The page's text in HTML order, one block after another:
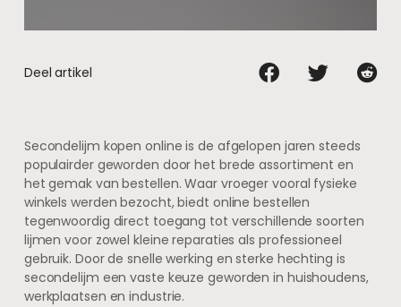
Deel artikel
Secondelijm kopen online is de afgelopen jaren steeds
populairder geworden door het brede assortiment en
het gemak van bestellen. Waar vroeger vooral fysieke
winkels werden bezocht, biedt online bestellen
tegenwoordig direct toegang tot verschillende soorten
lijmen voor zowel kleine reparaties als professioneel
gebruik. Door de snelle werking en sterke hechting is
secondelijm een vaste keuze geworden in huishoudens,
werkplaatsen en industrie.